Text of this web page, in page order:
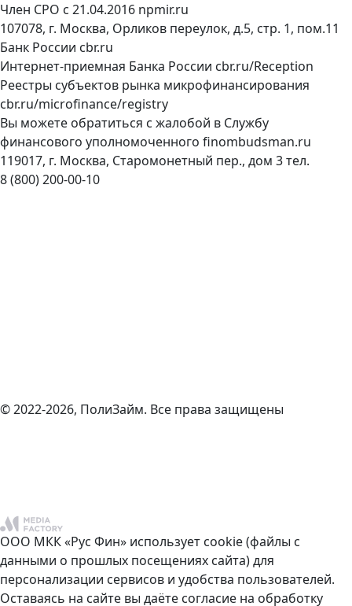
Член СРО с 21.04.2016 npmir.ru
107078, г. Москва, Орликов переулок, д.5, стр. 1, пом.11
Банк России cbr.ru
Интернет-приемная Банка России cbr.ru/Reception
Реестры субъектов рынка микрофинансирования
cbr.ru/microfinance/registry
Вы можете обратиться с жалобой в Службу
финансового уполномоченного finombudsman.ru
119017, г. Москва, Старомонетный пер., дом 3 тел.
8 (800) 200-00-10
© 2022-2026, ПолиЗайм. Все права защищены
ООО МКК «Рус Фин» использует cookie (файлы с
данными о прошлых посещениях сайта) для
персонализации сервисов и удобства пользователей.
Оставаясь на сайте вы даёте согласие на обработку